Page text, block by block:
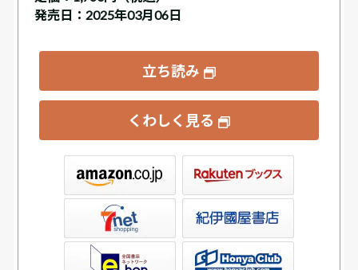
発売日：2025年03月06日
立ち読み
くわしく見る
書店ウェブストア